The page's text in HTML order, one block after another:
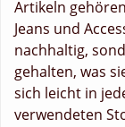
Artikeln
Jeans und
nachhaltig,
gehalten, was
sich leicht in
verwendeten